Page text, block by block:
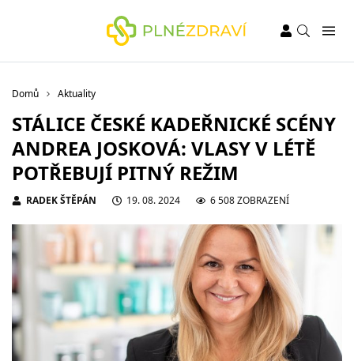
Domů Aktuality
STÁLICE ČESKÉ KADEŘNICKÉ SCÉNY
ANDREA JOSKOVÁ: VLASY V LÉTĚ
POTŘEBUJÍ PITNÝ REŽIM
RADEK ŠTĚPÁN 19. 08. 2024 6 508 ZOBRAZENÍ